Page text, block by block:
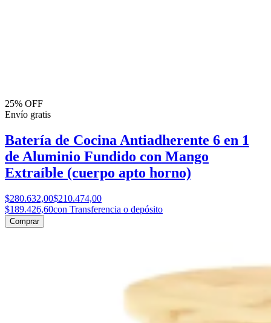
25% OFF
Envío gratis
Batería de Cocina Antiadherente 6 en 1
de Aluminio Fundido con Mango
Extraíble (cuerpo apto horno)
$280.632,00$210.474,00
$189.426,60con Transferencia o depósito
Comprar